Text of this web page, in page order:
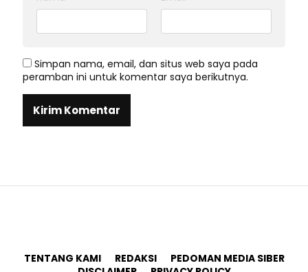
Simpan nama, email, dan situs web saya pada
peramban ini untuk komentar saya berikutnya.
TENTANG KAMI REDAKSI
PEDOMAN MEDIA SIBER